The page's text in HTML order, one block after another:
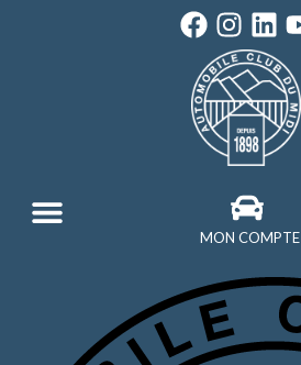
MON COMPTE